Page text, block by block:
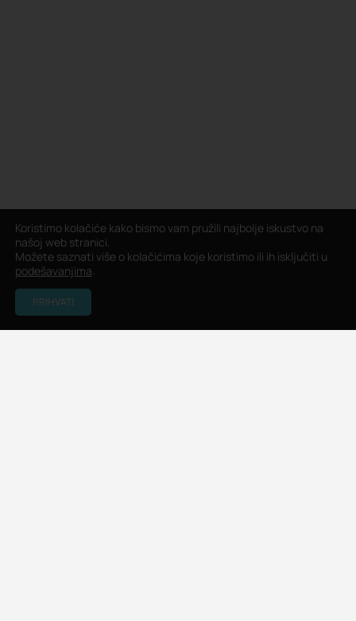
Koristimo kolačiće kako bismo vam pružili najbolje iskustvo na
našoj web stranici.
Možete saznati više o kolačićima koje koristimo ili ih isključiti u
podešavanjima.
PRIHVATI